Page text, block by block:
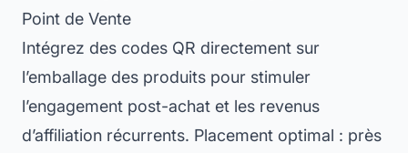
Point de Vente
Intégrez des codes QR directement sur
l’emballage des produits pour stimuler
l’engagement post-achat et les revenus
d’affiliation récurrents. Placement optimal : près